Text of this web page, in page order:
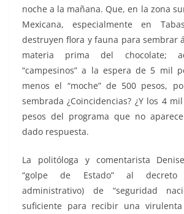
noche a la mañana. Que, en la zona
Mexicana, especialmente en
destruyen flora y fauna para sembrar
materia prima del chocolate;
“campesinos” a la espera de 5 mil
menos el “moche” de 500 pesos,
sembrada ¿Coincidencias? ¿Y los 4
pesos del programa que no
dado respuesta.
La politóloga y comentarista
“golpe de Estado” al decreto
administrativo) de “seguridad
suficiente para recibir una